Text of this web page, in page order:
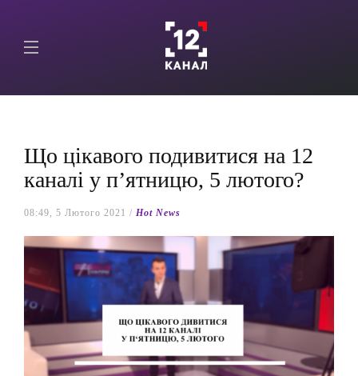
Що цікавого подивитися на 12
каналі у п’ятницю, 5 лютого?
08:49, 5 Лютого 2021 / Hot News